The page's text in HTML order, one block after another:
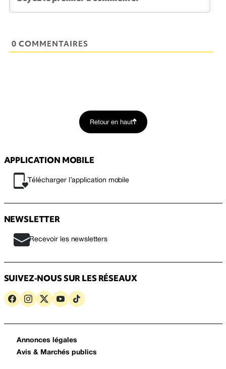
0 COMMENTAIRES
Retour en haut
APPLICATION MOBILE
Télécharger l’application mobile
NEWSLETTER
Recevoir les newsletters
SUIVEZ-NOUS SUR LES RÉSEAUX
Annonces légales
Avis & Marchés publics